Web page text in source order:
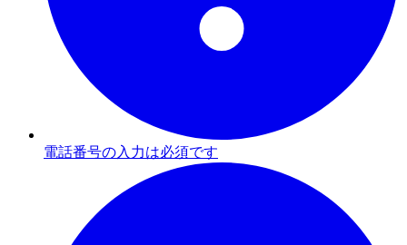
電話番号の入力は必須です